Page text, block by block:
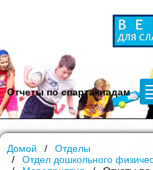
Отчеты по спартакиадам
Домой
Отделы
Отдел дошкольного